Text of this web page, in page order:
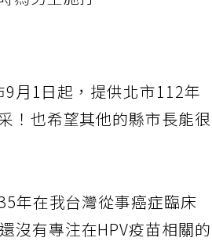
為男生施打。
月1日起，提供北市112年
！也希望其他的縣市長能很
年在我台灣從事癌症臨床
沒有專注在HPV疫苗相關的